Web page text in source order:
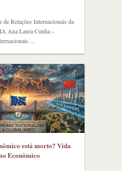
Relações Internacionais da
Ana Laura Cunha –
...
está morto? Vida
Econômico